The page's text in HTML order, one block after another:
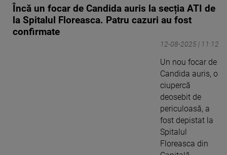
Încă un focar de Candida auris la secția ATI de
la Spitalul Floreasca. Patru cazuri au fost
confirmate
12-08-2025 | 11:12
Un nou focar de
Candida auris, o
ciupercă
deosebit de
periculoasă, a
fost depistat la
Spitalul
Floreasca din